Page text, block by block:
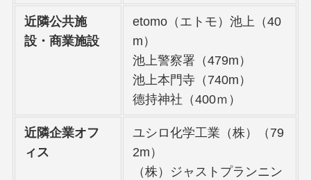
近隣公共施
設・商業施設
etomo（エトモ）池上（40
m）
池上警察署（479m）
池上本門寺（740m）
德持神社（400ｍ）
近隣企業オフ
ィス
ユシロ化学工業（株）（79
2m）
（株）ジャストプランニン